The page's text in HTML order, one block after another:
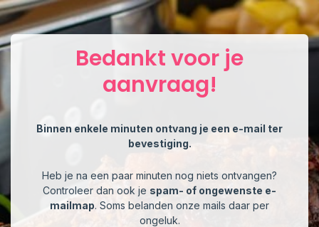
Bedankt voor je
aanvraag!
Binnen enkele minuten ontvang je een e-mail ter
bevestiging.
Heb je na een paar minuten nog niets ontvangen?
Controleer dan ook je spam- of ongewenste e-
mailmap. Soms belanden onze mails daar per
ongeluk.